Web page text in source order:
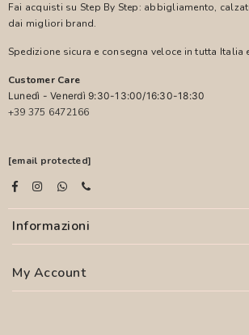
Fai acquisti su Step By Step: abbigliamento,
dai migliori brand.
Spedizione sicura e consegna veloce in tutta Italia
Customer Care
Lunedì - Venerdì 9:30-13:00/16:30-18:30
+39 375 6472166
[email protected]
Informazioni
My Account